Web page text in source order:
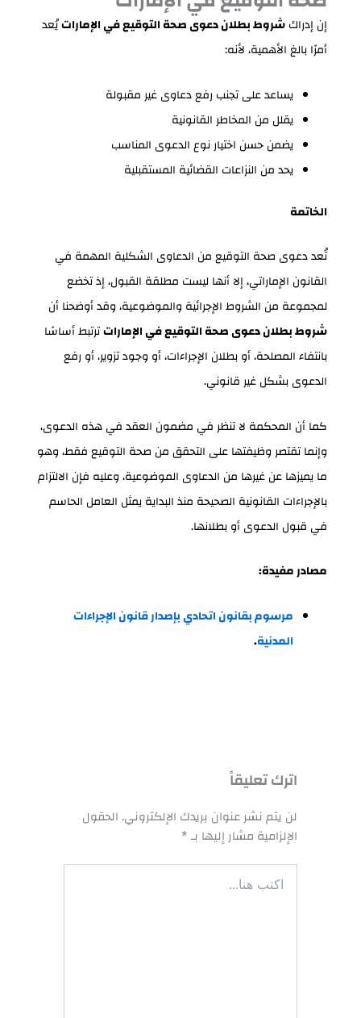
إن إدراكشروط بطلان دعوى صحة التوقيع في الإماراتيُعد
أمرًا بالغ الأهمية، لأنه:
يساعد على تجنب رفع دعاوى غير مقبولة
يقلل من المخاطر القانونية
يضمن حسن اختيار نوع الدعوى المناسب
يحد من النزاعات القضائية المستقبلية
الخاتمة
تُعد دعوى صحة التوقيع من الدعاوى الشكلية المهمة في
القانون الإماراتي، إلا أنها ليست مطلقة القبول، إذ تخضع
لمجموعة من الشروط الإجرائية والموضوعية، وقد أوضحنا أن
شروط بطلان دعوى صحة التوقيع في الإماراتترتبط أساسًا
بانتفاء المصلحة، أو بطلان الإجراءات، أو وجود تزوير، أو رفع
الدعوى بشكل غير قانوني.
كما أن المحكمة لا تنظر في مضمون العقد في هذه الدعوى،
وإنما تقتصر وظيفتها على التحقق من صحة التوقيع فقط، وهو
ما يميزها عن غيرها من الدعاوى الموضوعية، وعليه فإن الالتزام
بالإجراءات القانونية الصحيحة منذ البداية يمثل العامل الحاسم
في قبول الدعوى أو بطلانها.
مصادر مفيدة:
مرسوم بقانون اتحادي بإصدار قانون الإجراءات
المدنية.
اترك تعليقاً
لن يتم نشر عنوان بريدك الإلكتروني.الحقول
الإلزامية مشار إليها بـ*
اكتب
هنا...